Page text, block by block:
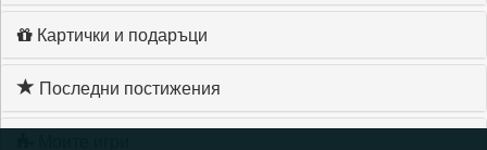
Картички и подаръци
Последни постижения